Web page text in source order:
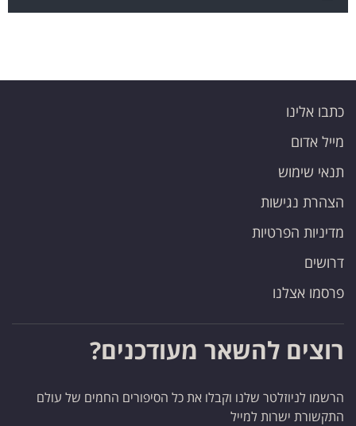
כתבו אלינו
מייל אדום
תנאי שימוש
הצהרת נגישות
מדיניות הפרטיות
דרושים
פרסמו אצלנו
רוצים להשאר מעודכנים?
הרשמו לניוזלטר שלנו וקבלו את כל הסיפורים החמים של עולם
התקשורת ישרות למייל